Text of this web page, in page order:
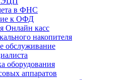
в ФНС
к ОФД
Онлайн касс
накопителя
обслуживание
оборудования
аппаратов